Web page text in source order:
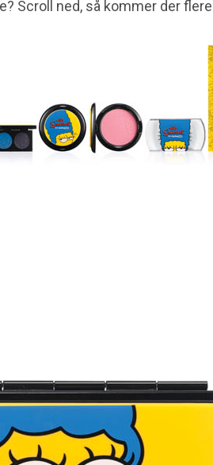
Scroll ned, så kommer der